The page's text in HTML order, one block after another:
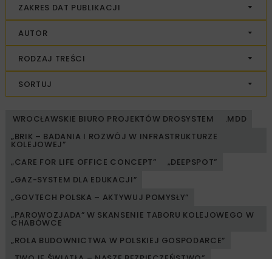
ZAKRES DAT PUBLIKACJI
AUTOR
RODZAJ TREŚCI
SORTUJ
WROCŁAWSKIE BIURO PROJEKTÓW DROSYSTEM
.MDD
„BRIK – BADANIA I ROZWÓJ W INFRASTRUKTURZE
KOLEJOWEJ”
„CARE FOR LIFE OFFICE CONCEPT”
„DEEPSPOT”
„GAZ-SYSTEM DLA EDUKACJI”
„GOVTECH POLSKA – AKTYWUJ POMYSŁY”
„PAROWOZJADA” W SKANSENIE TABORU KOLEJOWEGO W
CHABÓWCE
„ROLA BUDOWNICTWA W POLSKIEJ GOSPODARCE”